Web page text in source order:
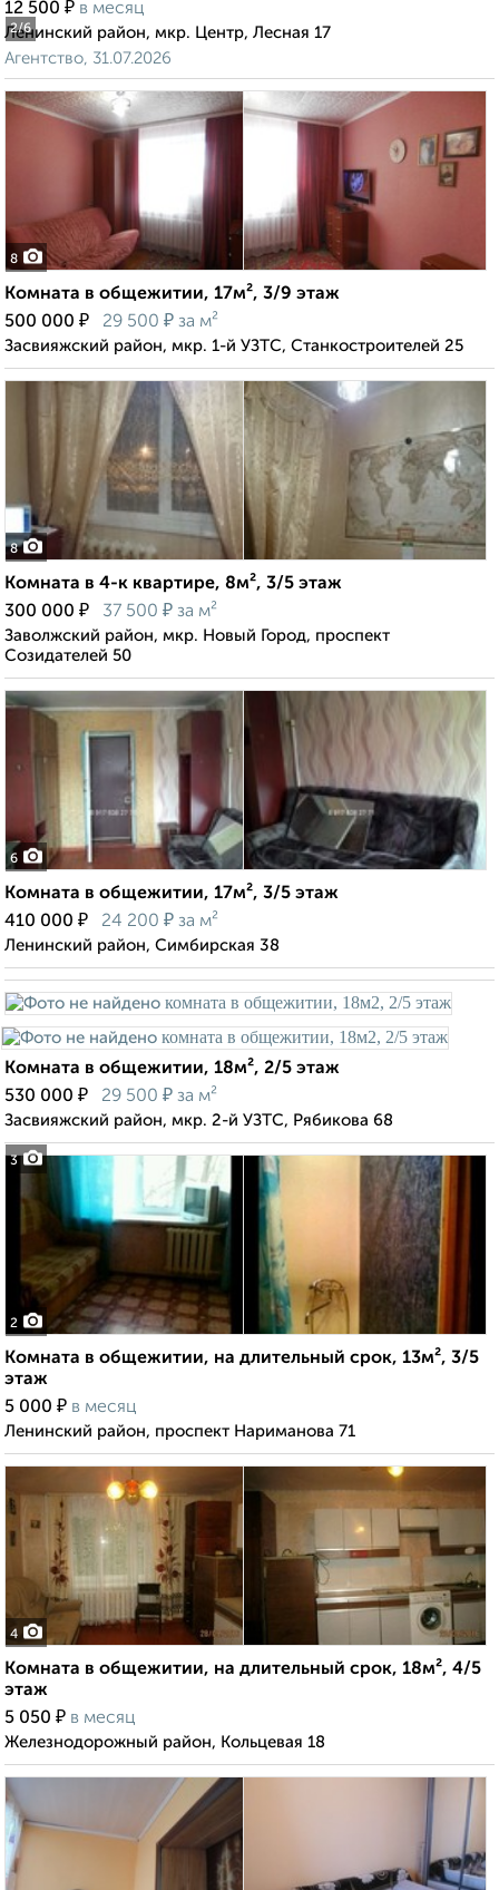
2/6
12 500 ₽ в месяц
Ленинский район, мкр. Центр, Лесная 17
Агентство, 31.07.2026
8
Комната в общежитии, 17м², 3/9 этаж
500 000 ₽ 29 500 ₽ за м²
Засвияжский район, мкр. 1-й УЗТС, Станкостроителей 25
8
Комната в 4-к квартире, 8м², 3/5 этаж
300 000 ₽ 37 500 ₽ за м²
Заволжский район, мкр. Новый Город, проспект
Созидателей 50
6
Комната в общежитии, 17м², 3/5 этаж
410 000 ₽ 24 200 ₽ за м²
Ленинский район, Симбирская 38
3
Комната в общежитии, 18м², 2/5 этаж
530 000 ₽ 29 500 ₽ за м²
Засвияжский район, мкр. 2-й УЗТС, Рябикова 68
2
Комната в общежитии, на длительный срок, 13м², 3/5
этаж
5 000 ₽ в месяц
Ленинский район, проспект Нариманова 71
4
Комната в общежитии, на длительный срок, 18м², 4/5
этаж
5 050 ₽ в месяц
Железнодорожный район, Кольцевая 18